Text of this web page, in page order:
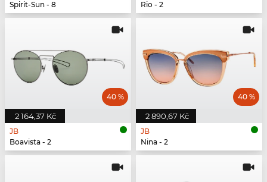
Spirit-Sun - 8
Rio - 2
2 164,37 Kč
40 %
JB
Boavista - 2
2 890,67 Kč
40 %
JB
Nina - 2